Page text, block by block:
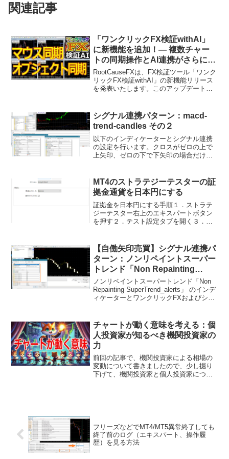
関連記事
「ワンクリックFX検証withAI」
に新機能を追加！— 複数チャー
トの同期操作とAI連携がさらに充
実
RootCauseFXは、FX検証ツール「ワンク
リックFX検証withAI」の新機能リリース
を発表いたします。このアップデートに
た。今回の新機能では、複数のチャート
が同...
シグナル連携パターン：macd-
trend-candles その２
以下のインディケーターとシグナル連携
の設定を行います。クロスがゼロの上で
上矢印、ゼロの下で下矢印の場合だけ、
の場合だけ矢印を表示します。決済に
は、...
MT4のストラテジーテスターの証
拠金通貨を日本円にする
証拠金を日本円にする手順１．ストラテ
ジーテスター右上のエキスパートボタン
を押す２．テスト設定タブを開く３．初
は、資金が２桁ほど減りますので左側の
金額を調整してください。...
【自働矢印売買】シグナル連携パ
ターン：ノンリペイントスーパー
トレンド「Non Repainting
SuperTrend_alerts」
ノンリペイントスーパートレンド「Non
Repainting SuperTrend_alerts」 のインデ
ィケーターとワンクリックFXおよびシグ
ですが、ティックレベル...
チャートが動く意味を考える：個
人投資家が知るべき機関投資家の
力
前回の記事で、機関投資家による相場の
変動について書きましたので、少し掘り
下げて、機関投資家と個人投資家につい
フリーズなどでMT4/MT5異常終了しても
終了前のログ（エキスパート、操作履
歴）を見る方法